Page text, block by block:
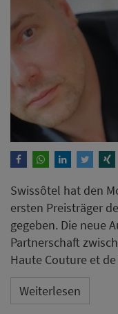
Swissôtel hat den
ersten Preisträger
gegeben. Die neue
Partnerschaft
Haute Couture et
Weiterlesen